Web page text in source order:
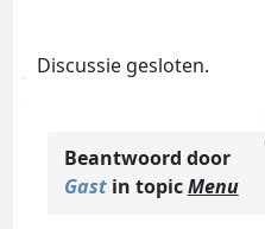
Discussie gesloten.
Beantwoord door
Gastin topicMenu